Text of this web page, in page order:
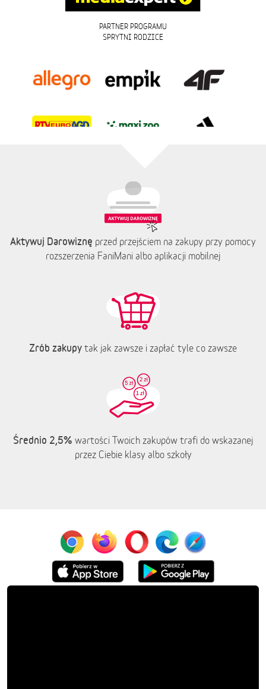
PARTNER PROGRAMU
SPRYTNI RODZICE
Aktywuj Darowiznę przed przejściem na zakupy przy pomocy
rozszerzenia FaniMani albo aplikacji mobilnej
Zrób zakupy tak jak zawsze i zapłać tyle co zawsze
Średnio 2,5% wartości Twoich zakupów trafi do wskazanej
przez Ciebie klasy albo szkoły